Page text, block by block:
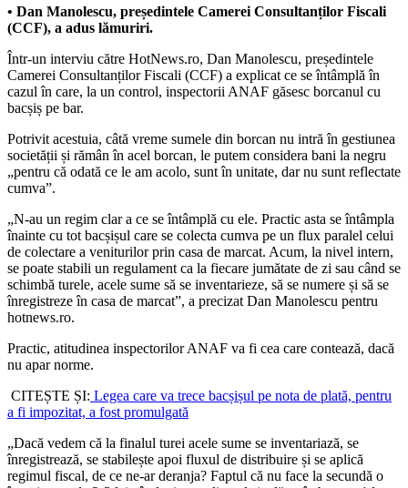
• Dan Manolescu, președintele Camerei Consultanților Fiscali
(CCF), a adus lămuriri.
Într-un interviu către HotNews.ro, Dan Manolescu, președintele
Camerei Consultanților Fiscali (CCF) a explicat ce se întâmplă în
cazul în care, la un control, inspectorii ANAF găsesc borcanul cu
bacșiș pe bar.
Potrivit acestuia, câtă vreme sumele din borcan nu intră în gestiunea
societății și rămân în acel borcan, le putem considera bani la negru
„pentru că odată ce le am acolo, sunt în unitate, dar nu sunt reflectate
cumva”.
„N-au un regim clar a ce se întâmplă cu ele. Practic asta se întâmpla
înainte cu tot bacșișul care se colecta cumva pe un flux paralel celui
de colectare a veniturilor prin casa de marcat. Acum, la nivel intern,
se poate stabili un regulament ca la fiecare jumătate de zi sau când se
schimbă turele, acele sume să se inventarieze, să se numere și să se
înregistreze în casa de marcat”, a precizat Dan Manolescu pentru
hotnews.ro.
Practic, atitudinea inspectorilor ANAF va fi cea care contează, dacă
nu apar norme.
CITEȘTE ȘI: Legea care va trece bacșișul pe nota de plată, pentru
a fi impozitat, a fost promulgată
„Dacă vedem că la finalul turei acele sume se inventariază, se
înregistrează, se stabilește apoi fluxul de distribuire și se aplică
regimul fiscal, de ce ne-ar deranja? Faptul că nu face la secundă o